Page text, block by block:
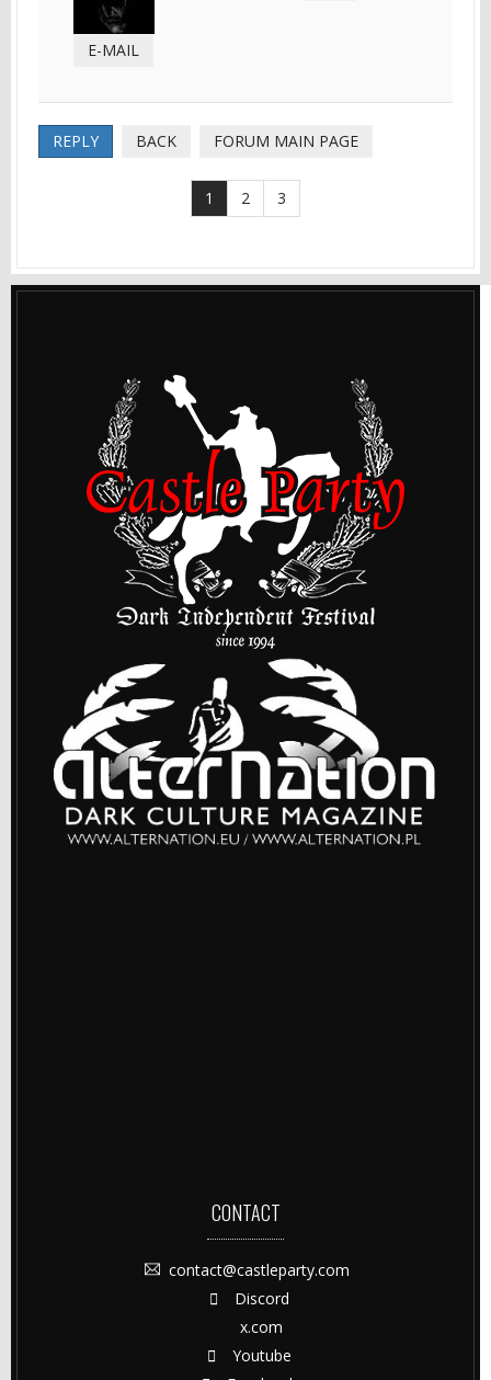
E-MAIL
REPLY BACK FORUM MAIN PAGE
1 2 3
CONTACT
contact@castleparty.com
Discord
x.com
Youtube